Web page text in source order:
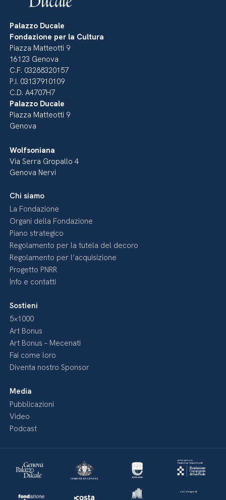
Palazzo Ducale
Fondazione per la Cultura
Piazza Matteotti 9
16123 Genova
C.F. 03288320157
P.I. 03137910109
C.D. A4707H7
Palazzo Ducale
Piazza Matteotti 9
Genova
Wolfsoniana
Via Serra Gropallo 4
Genova Nervi
Chi siamo
La Fondazione
Organi della Fondazione
Piano strategico
Regolamento per la tutela del decoro
Regolamento per l’acquisizione
Progetto PNRR
Info e contatti
Sostieni
5×1000
Art Bonus
Art Bonus – Mecenati
Fai come loro
Diventa nostro Sponsor
Media
Pubblicazioni
Video
Podcast